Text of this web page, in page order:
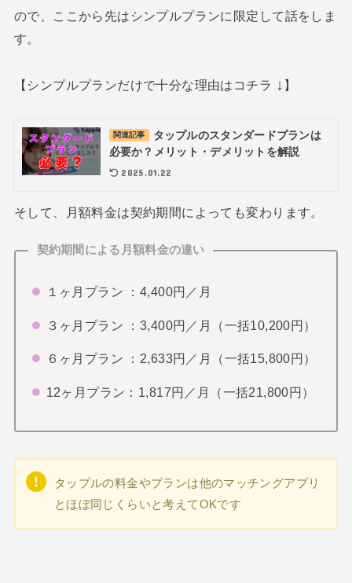
ので、ここから先はシンプルプランに限定して話をしま
す。
【シンプルプランだけで十分な理由はコチラ ↓ 】
関連記事
タップルのスタンダードプランは
必要か？メリット・デメリットを解説
2025.01.22
そして、月額料金は契約期間によっても変わります。
契約期間による月額料金の違い
１ヶ月プラン ：4,400円／月
３ヶ月プラン ：3,400円／月（一括10,200円）
６ヶ月プラン ：2,633円／月（一括15,800円）
12ヶ月プラン：1,817円／月（一括21,800円）
タップルの料金やプランは他のマッチングアプリ
とほぼ同じくらいと考えてOKです